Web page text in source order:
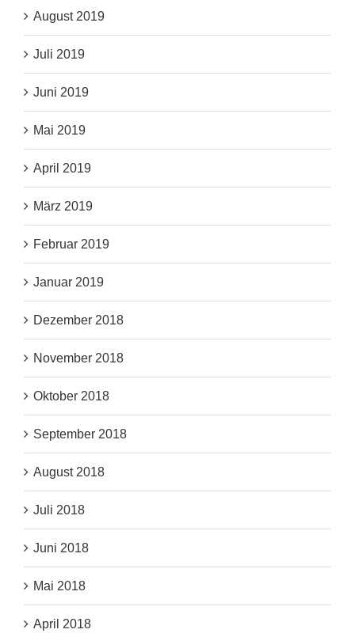
August 2019
Juli 2019
Juni 2019
Mai 2019
April 2019
März 2019
Februar 2019
Januar 2019
Dezember 2018
November 2018
Oktober 2018
September 2018
August 2018
Juli 2018
Juni 2018
Mai 2018
April 2018